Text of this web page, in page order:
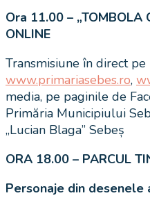
Ora 11.00 – „TOMBOLA
ONLINE
Transmisiune în direct
www.primariasebes.ro,
media, pe paginile de
Primăria Municipiului
„Lucian Blaga” Sebeș
ORA 18.00 – PARCUL
Personaje din desenele